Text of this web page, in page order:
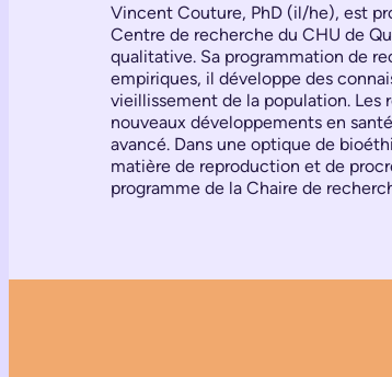
Vincent Couture, PhD (il/he), est
Centre de recherche du CHU de
qualitative. Sa programmation de
empiriques, il développe des
vieillissement de la population. Les
nouveaux développements en
avancé. Dans une optique de
matière de reproduction et de
programme de la Chaire de